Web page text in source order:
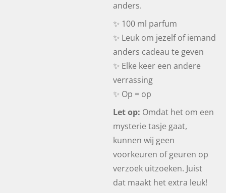
anders.
✨ 100 ml parfum
✨ Leuk om jezelf of iemand
anders cadeau te geven
✨ Elke keer een andere
verrassing
✨ Op = op
Let op: Omdat het om een
mysterie tasje gaat,
kunnen wij geen
voorkeuren of geuren op
verzoek uitzoeken. Juist
dat maakt het extra leuk!